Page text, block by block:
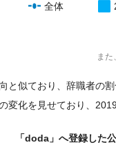
全体
ま
と似ており、辞職者の
変化を見せており、
「doda」へ登録した